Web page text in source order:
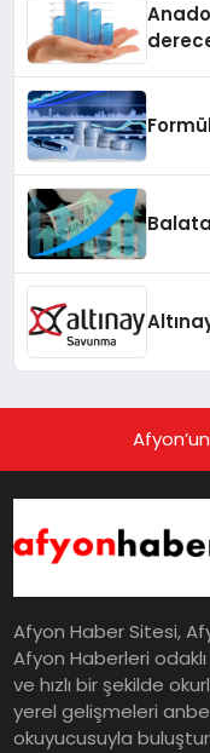
Afyon Haber Sitesi,
Afyon Haberleri
ve hızlı bir şekilde
yerel gelişmeleri
okuyucusuyla